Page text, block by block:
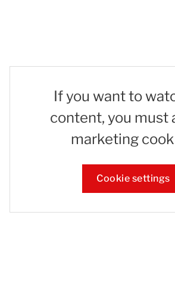
If you want to
content, you must
marketing
Cookie settings